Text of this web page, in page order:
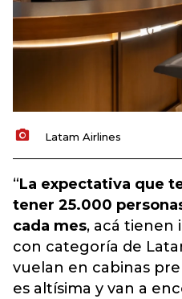
Latam Airlines
“La expectativa que
tener 25.000
cada mes, acá tienen
con categoría de
vuelan en cabinas
es altísima y van a